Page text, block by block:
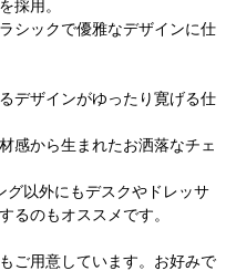
採用。
シックで優雅なデザインに仕
デザインがゆったり寛げる仕
感から生まれたお洒落なチェ
グ以外にもデスクやドレッサ
るのもオススメです。
ご用意しています。お好みで